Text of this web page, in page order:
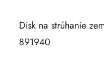
Disk na strúhanie
891940